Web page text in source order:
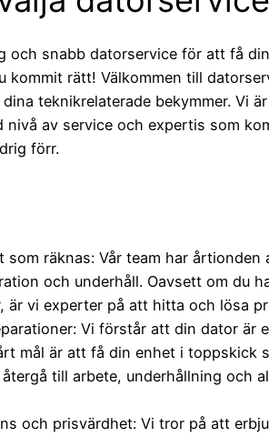
och snabb datorservice för att få
kommit rätt! Välkommen till
teknikrelaterade bekymmer. Vi
nivå av service och expertis som
förr.
som räknas: Vår team har årtionden
och underhåll. Oavsett om du
är vi experter på att hitta och lösa
Vi förstår att din dator är
mål är att få din enhet i toppskick
till arbete, underhållning och
och prisvärdhet: Vi tror på att